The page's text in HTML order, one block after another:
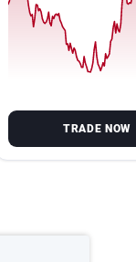
TRADE NOW